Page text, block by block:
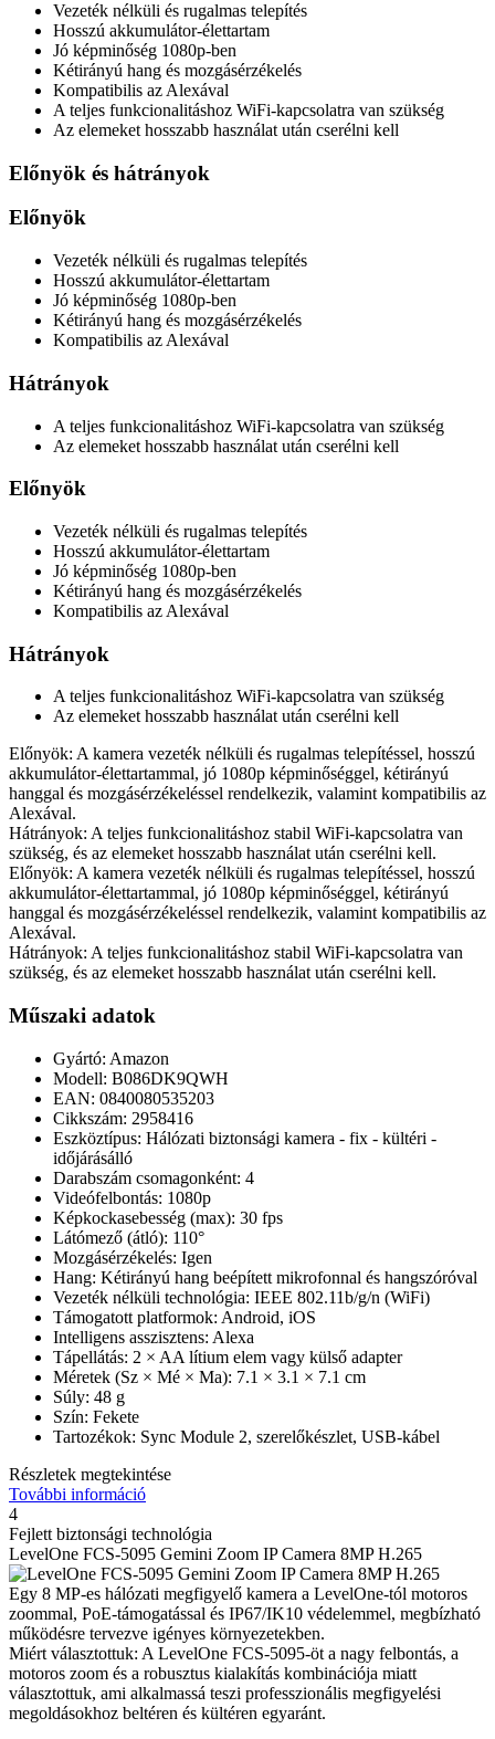
Vezeték nélküli és rugalmas telepítés
Hosszú akkumulátor-élettartam
Jó képminőség 1080p-ben
Kétirányú hang és mozgásérzékelés
Kompatibilis az Alexával
A teljes funkcionalitáshoz WiFi-kapcsolatra van szükség
Az elemeket hosszabb használat után cserélni kell
Előnyök és hátrányok
Előnyök
Vezeték nélküli és rugalmas telepítés
Hosszú akkumulátor-élettartam
Jó képminőség 1080p-ben
Kétirányú hang és mozgásérzékelés
Kompatibilis az Alexával
Hátrányok
A teljes funkcionalitáshoz WiFi-kapcsolatra van szükség
Az elemeket hosszabb használat után cserélni kell
Előnyök
Vezeték nélküli és rugalmas telepítés
Hosszú akkumulátor-élettartam
Jó képminőség 1080p-ben
Kétirányú hang és mozgásérzékelés
Kompatibilis az Alexával
Hátrányok
A teljes funkcionalitáshoz WiFi-kapcsolatra van szükség
Az elemeket hosszabb használat után cserélni kell
Előnyök: A kamera vezeték nélküli és rugalmas telepítéssel, hosszú
akkumulátor-élettartammal, jó 1080p képminőséggel, kétirányú
hanggal és mozgásérzékeléssel rendelkezik, valamint kompatibilis az
Alexával.
Hátrányok: A teljes funkcionalitáshoz stabil WiFi-kapcsolatra van
szükség, és az elemeket hosszabb használat után cserélni kell.
Előnyök: A kamera vezeték nélküli és rugalmas telepítéssel, hosszú
akkumulátor-élettartammal, jó 1080p képminőséggel, kétirányú
hanggal és mozgásérzékeléssel rendelkezik, valamint kompatibilis az
Alexával.
Hátrányok: A teljes funkcionalitáshoz stabil WiFi-kapcsolatra van
szükség, és az elemeket hosszabb használat után cserélni kell.
Műszaki adatok
Gyártó: Amazon
Modell: B086DK9QWH
EAN: 0840080535203
Cikkszám: 2958416
Eszköztípus: Hálózati biztonsági kamera - fix - kültéri -
időjárásálló
Darabszám csomagonként: 4
Videófelbontás: 1080p
Képkockasebesség (max): 30 fps
Látómező (átló): 110°
Mozgásérzékelés: Igen
Hang: Kétirányú hang beépített mikrofonnal és hangszóróval
Vezeték nélküli technológia: IEEE 802.11b/g/n (WiFi)
Támogatott platformok: Android, iOS
Intelligens asszisztens: Alexa
Tápellátás: 2 × AA lítium elem vagy külső adapter
Méretek (Sz × Mé × Ma): 7.1 × 3.1 × 7.1 cm
Súly: 48 g
Szín: Fekete
Tartozékok: Sync Module 2, szerelőkészlet, USB-kábel
Részletek megtekintése
További információ
4
Fejlett biztonsági technológia
LevelOne FCS-5095 Gemini Zoom IP Camera 8MP H.265
Egy 8 MP-es hálózati megfigyelő kamera a LevelOne-tól motoros
zoommal, PoE-támogatással és IP67/IK10 védelemmel, megbízható
működésre tervezve igényes környezetekben.
Miért választottuk: A LevelOne FCS-5095-öt a nagy felbontás, a
motoros zoom és a robusztus kialakítás kombinációja miatt
választottuk, ami alkalmassá teszi professzionális megfigyelési
megoldásokhoz beltéren és kültéren egyaránt.